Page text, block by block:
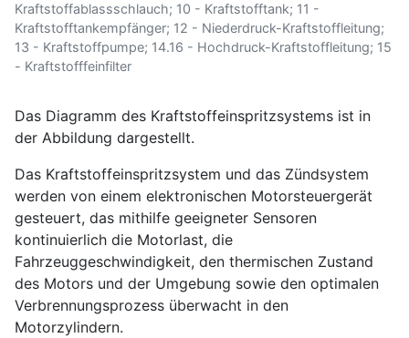
Kraftstoffablassschlauch; 10 - Kraftstofftank; 11 -
Kraftstofftankempfänger; 12 - Niederdruck-Kraftstoffleitung;
13 - Kraftstoffpumpe; 14.16 - Hochdruck-Kraftstoffleitung; 15
- Kraftstofffeinfilter
Das Diagramm des Kraftstoffeinspritzsystems ist in
der Abbildung dargestellt.
Das Kraftstoffeinspritzsystem und das Zündsystem
werden von einem elektronischen Motorsteuergerät
gesteuert, das mithilfe geeigneter Sensoren
kontinuierlich die Motorlast, die
Fahrzeuggeschwindigkeit, den thermischen Zustand
des Motors und der Umgebung sowie den optimalen
Verbrennungsprozess überwacht in den
Motorzylindern.